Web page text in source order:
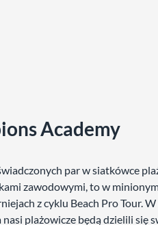
Academy
par w siatkówce
zawodowymi, to w
z cyklu Beach Pro Tour.
plażowicze będą dzielili się